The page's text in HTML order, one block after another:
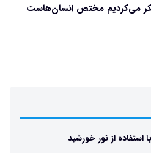
می‌کردیم مختص انسان‌هاست
استفاده از نور خورشید